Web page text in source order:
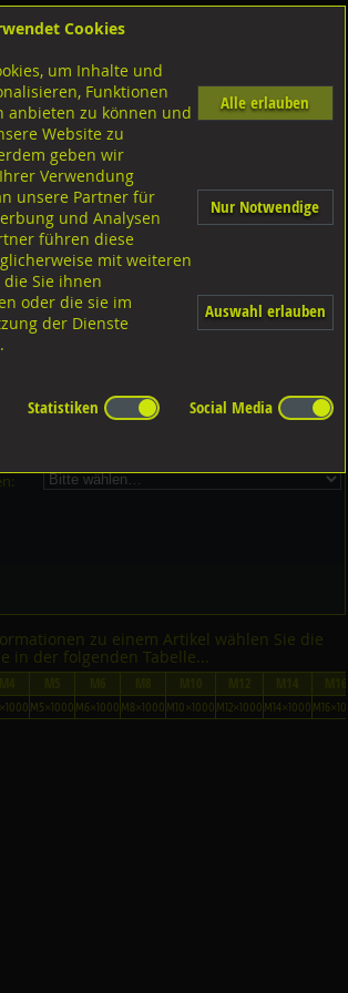
Stifte-Federnde Druckstücke
Messing blank
erhältlich - Bitte wählen Sie...
zu einem Artikel wählen Sie die
in der folgenden Tabelle...
M5×1000 M6×1000 M8×1000 M10×1000 M12×1000 M14×1000
Cookies
um Inhalte und
Funktionen
anbieten zu können und
Website zu
geben wir
Verwendung
unsere Partner für
und Analysen
führen diese
mit weiteren
Sie ihnen
oder die sie im
der Dienste
Alle erlauben
Nur Notwendige
Auswahl erlauben
Statistiken
Social Media